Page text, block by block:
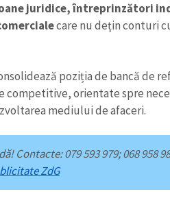
juridice, întreprinzători
care nu dețin conturi
poziția de bancă de
competitive, orientate spre
mediului de afaceri.
Contacte: 079 593 979; 068 958
ZdG
+ Mesajul știrei